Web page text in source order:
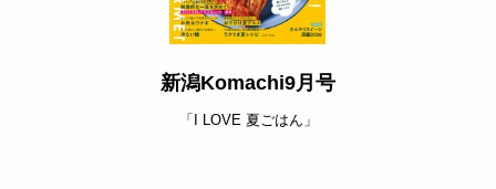
新潟Komachi9月号
「I LOVE 夏ごはん」